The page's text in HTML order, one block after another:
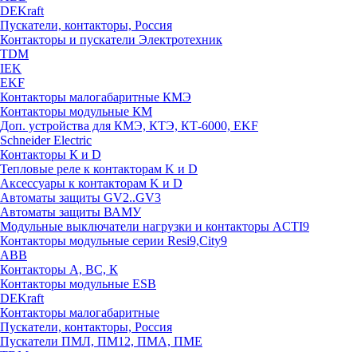
DEKraft
Пускатели, контакторы, Россия
Контакторы и пускатели Электротехник
TDM
IEK
EKF
Контакторы малогабаритные КМЭ
Контакторы модульные КМ
Доп. устройства для КМЭ, КТЭ, КТ-6000, EKF
Schneider Electric
Контакторы К и D
Тепловые реле к контакторам K и D
Аксессуары к контакторам K и D
Автоматы защиты GV2..GV3
Автоматы защиты ВАМУ
Модульные выключатели нагрузки и контакторы ACTI9
Контакторы модульные серии Resi9,City9
ABB
Контакторы А, ВС, К
Контакторы модульные ESB
DEKraft
Контакторы малогабаритные
Пускатели, контакторы, Россия
Пускатели ПМЛ, ПМ12, ПМА, ПМЕ